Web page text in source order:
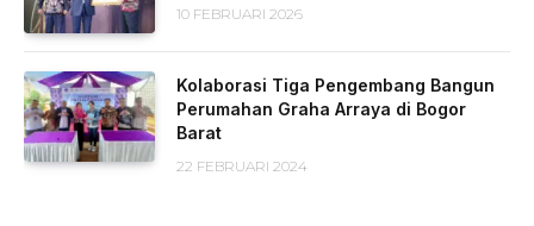
10 FEBRUARI 2026
Kolaborasi Tiga Pengembang Bangun
Perumahan Graha Arraya di Bogor
Barat
22 FEBRUARI 2024